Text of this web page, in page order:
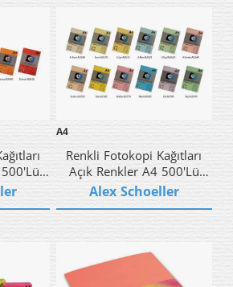
500'lü
A4
Renkli Fotokopi Kağıtları
Açık Renkler A4 500'lü
80gr
Alex Schoeller